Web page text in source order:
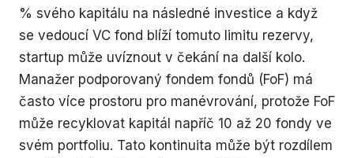
% svého kapitálu na následné investice a když
se vedoucí VC fond blíží tomuto limitu rezervy,
startup může uvíznout v čekání na další kolo.
Manažer podporovaný fondem fondů (FoF) má
často více prostoru pro manévrování, protože FoF
může recyklovat kapitál napříč 10 až 20 fondy ve
svém portfoliu. Tato kontinuita může být rozdílem